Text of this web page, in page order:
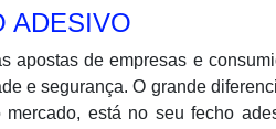
ADESIVO
apostas de empresas e
e segurança. O grande
está no seu fecho